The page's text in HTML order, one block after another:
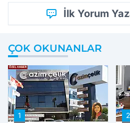
İlk Yorum
ÇOK OKUNANLAR
1 2